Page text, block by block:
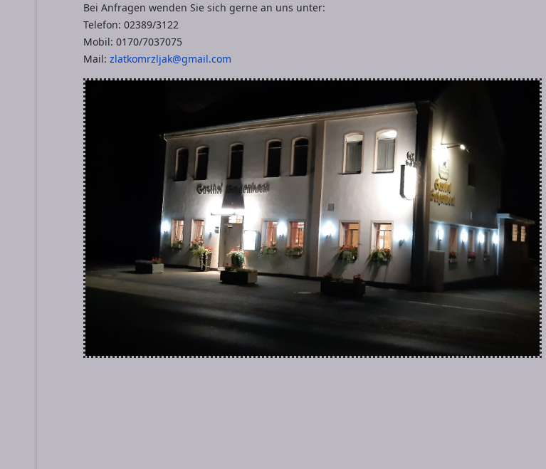
Bei Anfragen wenden Sie sich gerne an uns unter:
Telefon: 02389/3122
Mobil: 0170/7037075
Mail: zlatkomrzljak@gmail.com